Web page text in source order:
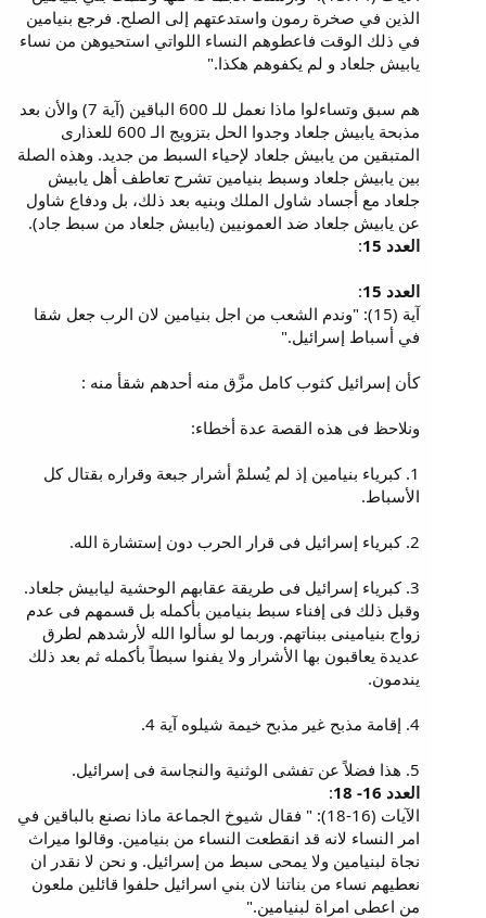
الذين في صخرة رمون واستدعتهم إلى الصلح. فرجع بنيامين
في ذلك الوقت فاعطوهم النساء اللواتي استحيوهن من نساء
يابيش جلعاد و لم يكفوهم هكذا."
هم سبق وتساءلوا ماذا نعمل للـ 600 الباقين (آية 7) والأن بعد
مذبحة يابيش جلعاد وجدوا الحل بتزويج الـ 600 للعذارى
المتبقين من يابيش جلعاد لإحياء السبط من جديد. وهذه الصلة
بين يابيش جلعاد وسبط بنيامين تشرح تعاطف أهل يابيش
جلعاد مع أجساد شاول الملك وبنيه بعد ذلك، بل ودفاع شاول
عن يابيش جلعاد ضد العمونيين (يابيش جلعاد من سبط جاد).
العدد 15
:
العدد 15
:
آية (15): "وندم الشعب من اجل بنيامين لان الرب جعل شقا
في أسباط إسرائيل."
كأن إسرائيل كثوب كامل مزَّق منه أحدهم شقأ منه :
ونلاحظ فى هذه القصة عدة أخطاء:
1. كبرياء بنيامين إذ لم يُسلمْ أشرار جبعة وقراره بقتال كل
الأسباط.
2. كبرياء إسرائيل فى قرار الحرب دون إستشارة الله.
3. كبرياء إسرائيل فى طريقة عقابهم الوحشية ليابيش جلعاد.
وقبل ذلك فى إفناء سبط بنيامين بأكمله بل قسمهم فى عدم
زواج بنيامينى ببناتهم. وربما لو سألوا الله لأرشدهم لطرق
عديدة يعاقبون بها الأشرار ولا يفنوا سبطاً بأكمله ثم بعد ذلك
يندمون.
4. إقامة مذبح غير مذبح خيمة شيلوه آية 4.
5. هذا فضلاً عن تفشى الوثنية والنجاسة فى إسرائيل.
العدد 16- 18
:
الآيات (16-18): " فقال شيوخ الجماعة ماذا نصنع بالباقين في
امر النساء لانه قد انقطعت النساء من بنيامين. وقالوا ميراث
نجاة لبنيامين ولا يمحى سبط من إسرائيل. و نحن لا نقدر ان
نعطيهم نساء من بناتنا لان بني اسرائيل حلفوا قائلين ملعون
من اعطى امراة لبنيامين."